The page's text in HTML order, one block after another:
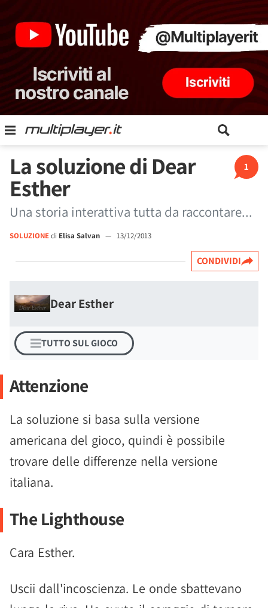
1
La soluzione di Dear
Esther
Una storia interattiva tutta da raccontare...
SOLUZIONEdi Elisa Salvan — 13/12/2013
CONDIVIDI
Dear Esther
TUTTO SUL GIOCO
Attenzione
La soluzione si basa sulla versione
americana del gioco, quindi è possibile
trovare delle differenze nella versione
italiana.
The Lighthouse
Cara Esther.
Uscii dall'incoscienza. Le onde sbattevano